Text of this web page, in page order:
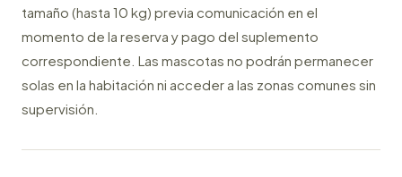
tamaño (hasta 10 kg) previa comunicación en el
momento de la reserva y pago del suplemento
correspondiente. Las mascotas no podrán permanecer
solas en la habitación ni acceder a las zonas comunes sin
supervisión.